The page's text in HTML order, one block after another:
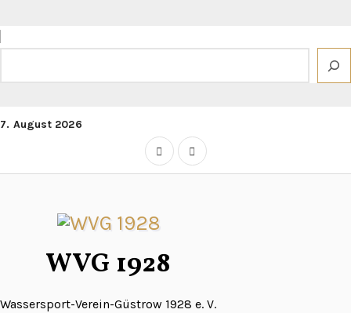
Inhalt
springen
7. August 2026
WVG 1928
Wassersport-Verein-Güstrow 1928 e. V.